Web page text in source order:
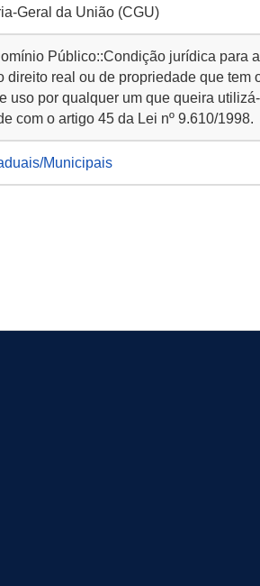
Geral da União (CGU)
Público::Condição jurídica para
direito real ou de propriedade que tem
uso por qualquer um que queira
com o artigo 45 da Lei nº 9.610/1998.
Municipais